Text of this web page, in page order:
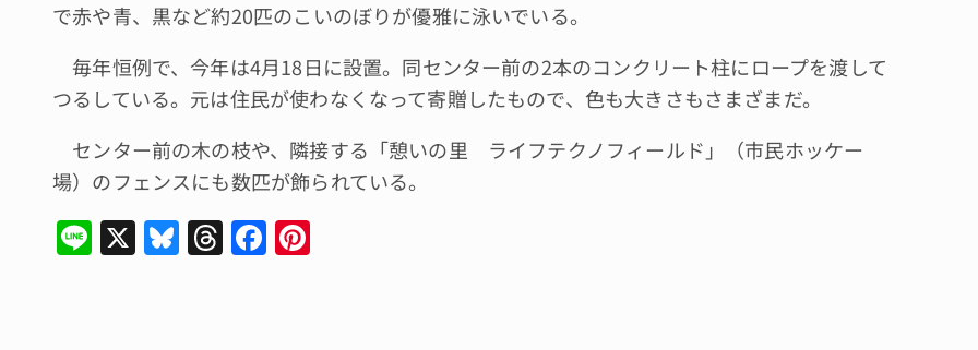
で赤や青、黒など約20匹のこいのぼりが優雅に泳いでいる。
毎年恒例で、今年は4月18日に設置。同センター前の2本のコンクリート柱にロープを渡して
つるしている。元は住民が使わなくなって寄贈したもので、色も大きさもさまざまだ。
センター前の木の枝や、隣接する「憩いの里 ライフテクノフィールド」（市民ホッケー
場）のフェンスにも数匹が飾られている。
Li
n
X Bl
u
T
hr
F
a